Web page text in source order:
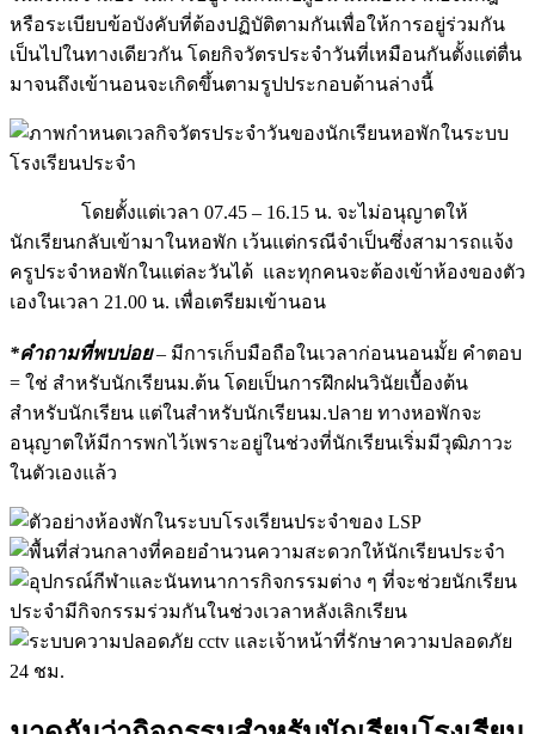
หรือระเบียบข้อบังคับที่ต้องปฏิบัติตามกันเพื่อให้การอยู่ร่วมกัน
เป็นไปในทางเดียวกัน โดยกิจวัตรประจำวันที่เหมือนกันตั้งแต่ตื่น
มาจนถึงเข้านอนจะเกิดขึ้นตามรูปประกอบด้านล่างนี้
โดยตั้งแต่เวลา 07.45 – 16.15 น. จะไม่อนุญาตให้
นักเรียนกลับเข้ามาในหอพัก เว้นแต่กรณีจำเป็นซึ่งสามารถแจ้ง
ครูประจำหอพักในแต่ละวันได้ และทุกคนจะต้องเข้าห้องของตัว
เองในเวลา 21.00 น. เพื่อเตรียมเข้านอน
*คำถามที่พบบ่อย– มีการเก็บมือถือในเวลาก่อนนอนมั้ย คำตอบ
= ใช่ สำหรับนักเรียนม.ต้น โดยเป็นการฝึกฝนวินัยเบื้องต้น
สำหรับนักเรียน แต่ในสำหรับนักเรียนม.ปลาย ทางหอพักจะ
อนุญาตให้มีการพกไว้เพราะอยู่ในช่วงที่นักเรียนเริ่มมีวุฒิภาวะ
ในตัวเองแล้ว